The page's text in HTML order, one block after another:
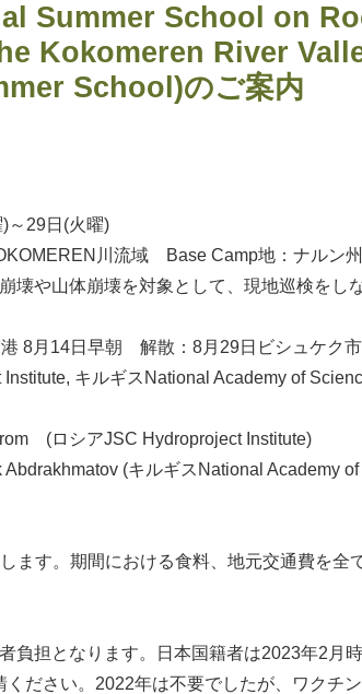
Summer School on
Kokomeren River
School)のご案内
すべり学
29日(火曜)
川流域 Base Camp地：ナルン
や山体崩壊を対象として、現地巡検をし
8月14日早朝 解散：8月29日ビシュケク
キルギスNational Academy of
(ロシアJSC Hydroproject Institute)
Abdrakhmatov (キルギスNational Academy
す。期間における食料、地元交通費を全
負担となります。日本国籍者は2023年2月
ださい。2022年は不要でしたが、ワクチ